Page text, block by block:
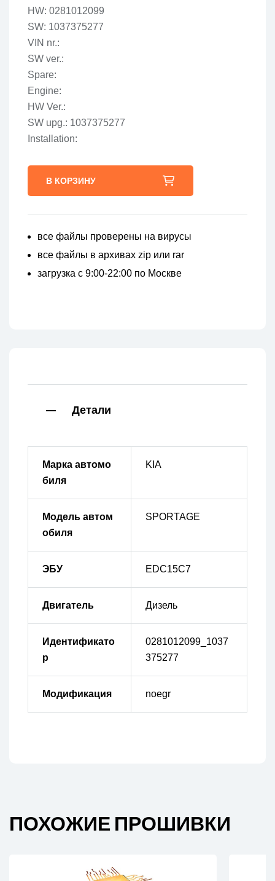
HW: 0281012099
SW: 1037375277
VIN nr.:
SW ver.:
Spare:
Engine:
HW Ver.:
SW upg.: 1037375277
Installation:
В КОРЗИНУ
все файлы проверены на вирусы
все файлы в архивах zip или rar
загрузка с 9:00-22:00 по Москве
Детали
Марка автомо
биля
KIA
Модель автом
обиля
SPORTAGE
ЭБУ EDC15C7
Двигатель Дизель
Идентификато
р
0281012099_1037
375277
Модификация noegr
ПОХОЖИЕ ПРОШИВКИ